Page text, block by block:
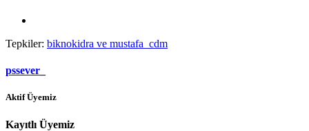
Tepkiler: biknokidra ve mustafa_cdm
pssever_
Aktif Üyemiz
Kayıtlı Üyemiz